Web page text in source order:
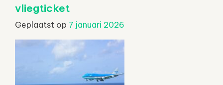
vliegticket
Geplaatst op 7 januari 2026